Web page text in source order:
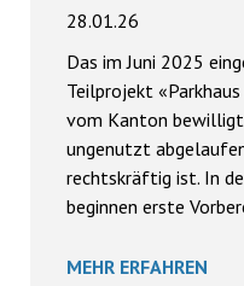
28.01.26
Das im Juni 2025
Teilprojekt
vom Kanton
ungenutzt
rechtskräftig ist. In
beginnen erste
MEHR ERFAHREN